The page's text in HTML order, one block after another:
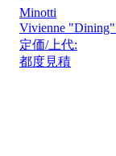
Minotti
Vivienne
定価/上代:
都度見積